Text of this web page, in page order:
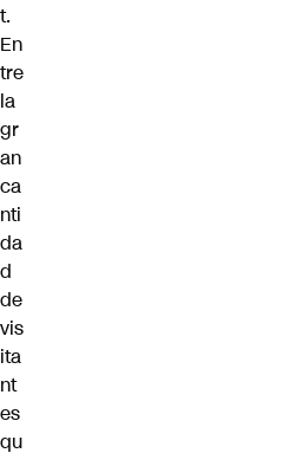
t.
En
tre
la
gr
an
ca
nti
da
d
de
vis
ita
nt
es
qu